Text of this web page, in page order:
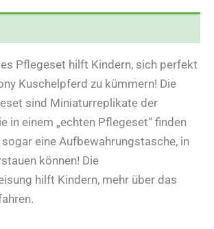
Pflegeset hilft Kindern, sich perfekt
Kuschelpferd zu kümmern! Die
sind Miniaturreplikate der
in einem „echten Pflegeset“ finden
eine Aufbewahrungstasche, in
können! Die
hilft Kindern, mehr über das